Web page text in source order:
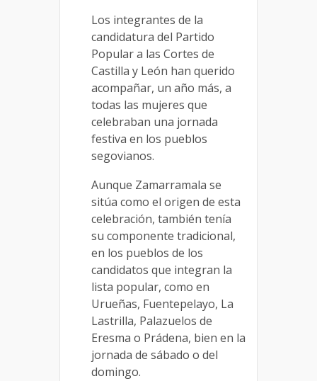
Los integrantes de la
candidatura del Partido
Popular a las Cortes de
Castilla y León han querido
acompañar, un año más, a
todas las mujeres que
celebraban una jornada
festiva en los pueblos
segovianos.
Aunque Zamarramala se
sitúa como el origen de esta
celebración, también tenía
su componente tradicional,
en los pueblos de los
candidatos que integran la
lista popular, como en
Urueñas, Fuentepelayo, La
Lastrilla, Palazuelos de
Eresma o Prádena, bien en la
jornada de sábado o del
domingo.